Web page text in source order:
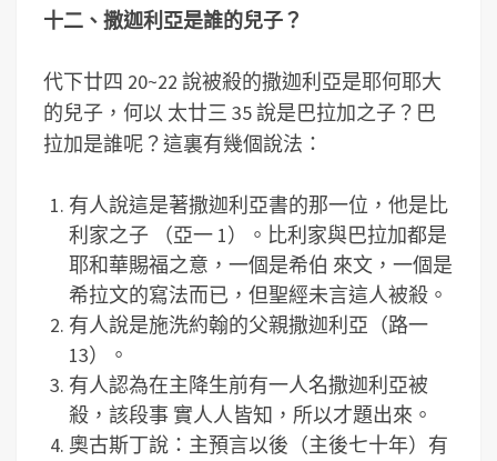
十二、撒迦利亞是誰的兒子？
代下廿四 20~22 說被殺的撒迦利亞是耶何耶大
的兒子，何以 太廿三 35 說是巴拉加之子？巴
拉加是誰呢？這裏有幾個說法：
有人說這是著撒迦利亞書的那一位，他是比
利家之子 （亞一 1）。比利家與巴拉加都是
耶和華賜福之意，一個是希伯 來文，一個是
希拉文的寫法而已，但聖經未言這人被殺。
有人說是施洗約翰的父親撒迦利亞（路一
13）。
有人認為在主降生前有一人名撒迦利亞被
殺，該段事 實人人皆知，所以才題出來。
奧古斯丁說：主預言以後（主後七十年）有